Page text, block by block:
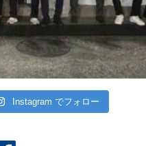
Instagram でフォロー